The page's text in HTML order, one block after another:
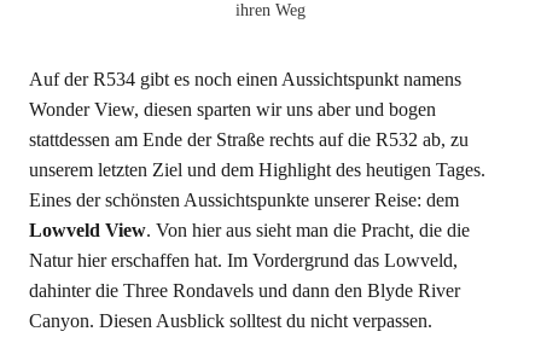
ihren Weg
Auf der R534 gibt es noch einen Aussichtspunkt namens
Wonder View, diesen sparten wir uns aber und bogen
stattdessen am Ende der Straße rechts auf die R532 ab, zu
unserem letzten Ziel und dem Highlight des heutigen Tages.
Eines der schönsten Aussichtspunkte unserer Reise: dem
Lowveld View. Von hier aus sieht man die Pracht, die die
Natur hier erschaffen hat. Im Vordergrund das Lowveld,
dahinter die Three Rondavels und dann den Blyde River
Canyon. Diesen Ausblick solltest du nicht verpassen.